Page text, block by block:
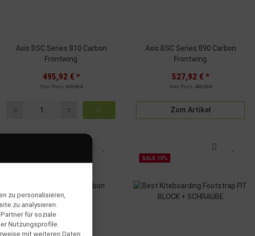
Axis BSC Series 810 Carbon
Frontwing
495,92 € *
Alter Preis: 619,90 €
Axis BSC Series 890 Carbon
Frontwing
527,92 € *
Alter Preis: 659,90 €
Zum Artikel
SALE 10%
zu personalisieren,
zu analysieren.
für soziale
Nutzungsprofile.
mit weiteren Daten